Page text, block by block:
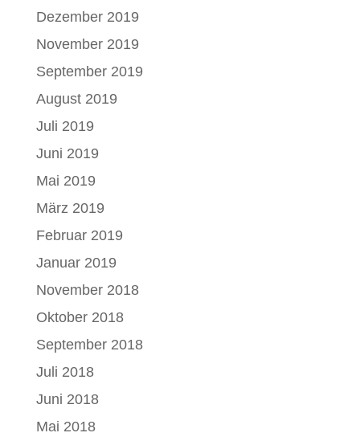
Dezember 2019
November 2019
September 2019
August 2019
Juli 2019
Juni 2019
Mai 2019
März 2019
Februar 2019
Januar 2019
November 2018
Oktober 2018
September 2018
Juli 2018
Juni 2018
Mai 2018